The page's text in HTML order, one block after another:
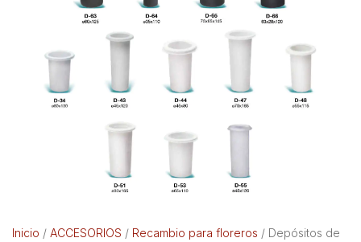
Inicio / ACCESORIOS / Recambio para floreros / Depósitos de